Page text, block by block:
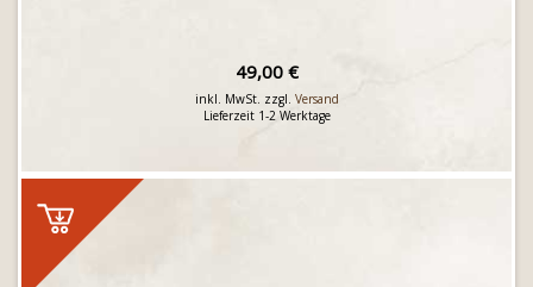
49,00 €
inkl. MwSt. zzgl. Versand
Lieferzeit 1-2 Werktage